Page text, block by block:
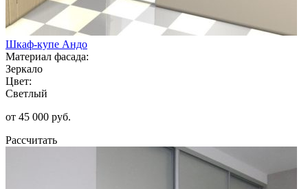
Шкаф-купе Андо
Материал фасада:
Зеркало
Цвет:
Светлый
от 45 000 руб.
Рассчитать